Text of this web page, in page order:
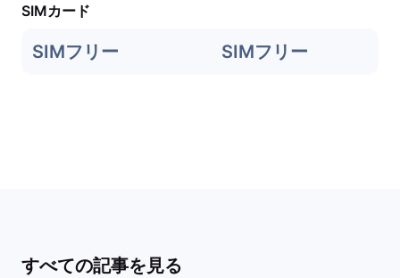
SIMカード
SIMフリー SIMフリー
すべての記事を見る